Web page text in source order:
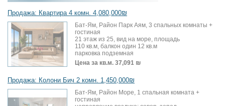
Продажа: Квартира 4 комн. 4,080,000₪
Бат-Ям, Район Парк Аям, 3 спальных комнаты +
гостиная
21 этаж из 25, вид на море, площадь
110 кв.м, балкон один 12 кв.м
парковка подземная
Цена за кв.м. 37,091 ₪
Продажа: Колони Бич 2 комн. 1,450,000₪
Бат-Ям, Район Море, 1 спальная комната +
гостиная